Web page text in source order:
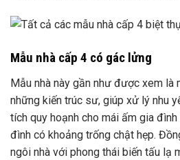
Mẫu nhà cấp 4 có gác lửng
Mẫu nhà này gần như được xem
những kiến trúc sư, giúp xử lý nhu
tích quy hoạnh cho mái ấm gia
đình có khoảng trống chật hẹp.
ngôi nhà với phong thái biến tấu lạ